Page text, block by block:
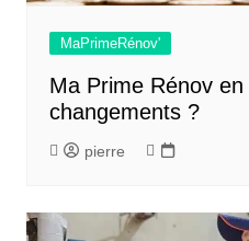
MaPrimeRénov'
Ma Prime Rénov
changements ?
pierre